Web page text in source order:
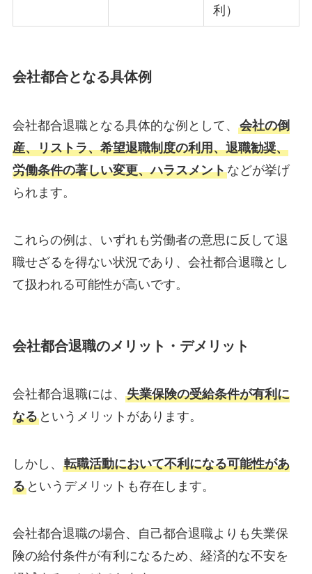
利）
会社都合となる具体例
会社都合退職となる具体的な例として、 会社の倒
産、リストラ、希望退職制度の利用、退職勧奨、
労働条件の著しい変更、ハラスメントなどが挙げ
られます。
これらの例は、いずれも労働者の意思に反して退
職せざるを得ない状況であり、会社都合退職とし
て扱われる可能性が高いです。
会社都合退職のメリット・デメリット
会社都合退職には、 失業保険の受給条件が有利に
なるというメリットがあります。
しかし、 転職活動において不利になる可能性があ
るというデメリットも存在します。
会社都合退職の場合、自己都合退職よりも失業保
険の給付条件が有利になるため、経済的な不安を